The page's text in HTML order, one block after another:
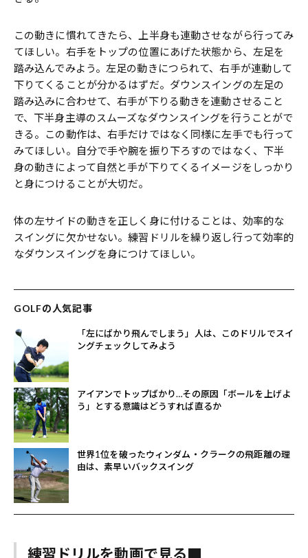
この動きに慣れてきたら、上半身も連動させながら行ってみ
てほしい。右手をトップの位置にあげた状態から、左足を
踏み込んでみよう。左足の動きにつられて、右手が連動して
下りてくることが分かるはずだ。ダウンスイングの左足の
踏み込みに合わせて、右手が下りる動きを連動させること
で、下半身主導のスムーズなダウンスイングを行うことがで
きる。この動作は、右手だけではなく同様に左手でも行って
みてほしい。自分で手や腕を振り下ろすのではなく、下半
身の動きによって自然と手が下りてくるイメージをしっかり
と身につけることが大切だ。
体の左サイドの動きを正しく身に付けることは、効率的な
スイングに欠かせない。練習ドリルを繰り返し行って効率的
なダウンスイングを身につけてほしい。
GOLFの人気記事
「左にばかり飛んでしまう」人は、このドリルでスイ
ングチェックしてみよう
アイアンでトップばかり…その原因「ボールを上げよ
う」とする意識はどうすれば直るか
世界1位を破ったウィンダム・クラークの飛距離の理
由は、素早いバックスイング
練習ドリルを動画で見る